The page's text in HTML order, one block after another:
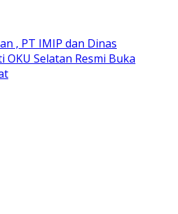
, PT IMIP dan Dinas
OKU Selatan Resmi Buka